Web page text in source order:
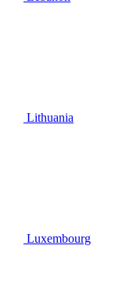
Lithuania
Luxembourg